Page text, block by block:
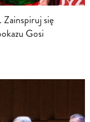
Zainspiruj się
Gosi